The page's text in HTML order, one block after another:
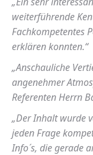
weiterführende
Fachkompetentes
erklären konnten.“
„Anschauliche
angenehmer
Referenten Herrn
„Der Inhalt wurde
jeden Frage
Info´s, die gerade